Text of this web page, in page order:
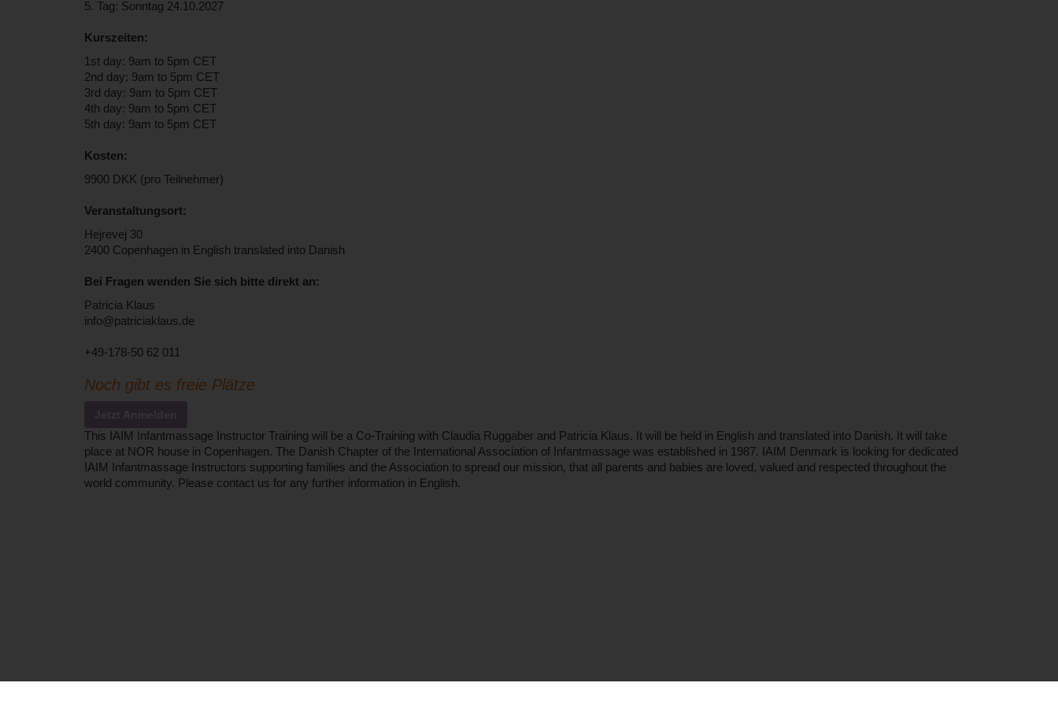
5. Tag: Sonntag 24.10.2027
Kurszeiten:
1st day: 9am to 5pm CET
2nd day: 9am to 5pm CET
3rd day: 9am to 5pm CET
4th day: 9am to 5pm CET
5th day: 9am to 5pm CET
Kosten:
9900 DKK (pro Teilnehmer)
Veranstaltungsort:
Hejrevej 30
2400 Copenhagen in English translated into Danish
Bei Fragen wenden Sie sich bitte direkt an:
Patricia Klaus
info@patriciaklaus.de
+49-178-50 62 011
Noch gibt es freie Plätze
This IAIM Infantmassage Instructor Training will be a Co-Training with Claudia Ruggaber and Patricia Klaus. It will be held in English and translated into Danish. It will take
place at NOR house in Copenhagen. The Danish Chapter of the International Association of Infantmassage was established in 1987. IAIM Denmark is looking for dedicated
IAIM Infantmassage Instructors supporting families and the Association to spread our mission, that all parents and babies are loved, valued and respected throughout the
world community. Please contact us for any further information in English.